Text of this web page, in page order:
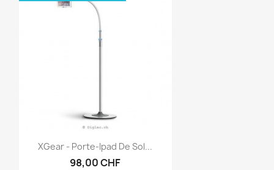
 Aperçu rapide
XGear - Porte-Ipad De Sol...
98,00 CHF